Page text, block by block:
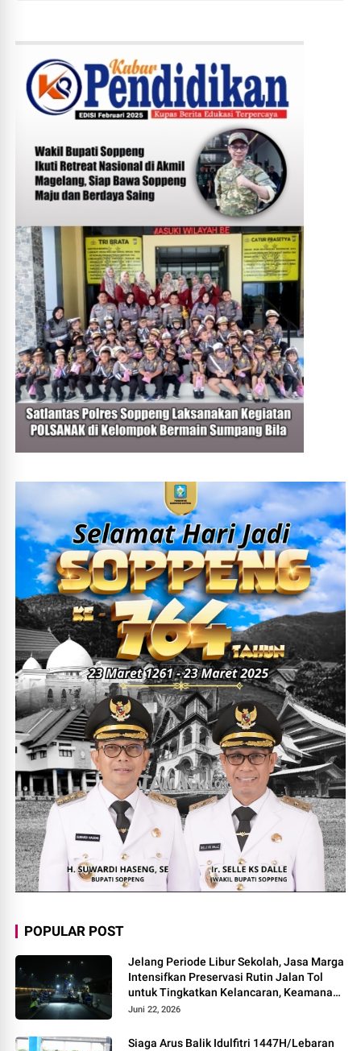
POPULAR POST
Jelang Periode Libur Sekolah, Jasa Marga
Intensifkan Preservasi Rutin Jalan Tol
untuk Tingkatkan Kelancaran, Keamanan
dan Kenyamanan Perjalanan
Juni 22, 2026
Siaga Arus Balik Idulfitri 1447H/Lebaran